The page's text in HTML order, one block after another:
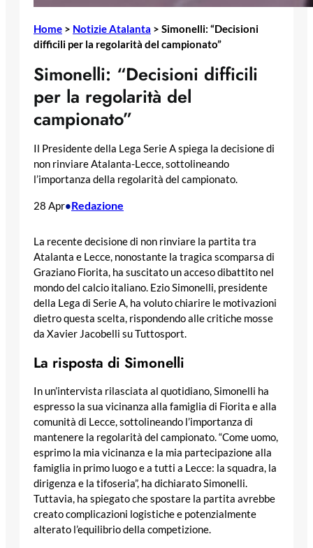
Home > Notizie Atalanta > Simonelli: “Decisioni
difficili per la regolarità del campionato”
Simonelli: “Decisioni difficili
per la regolarità del
campionato”
Il Presidente della Lega Serie A spiega la decisione di
non rinviare Atalanta-Lecce, sottolineando
l’importanza della regolarità del campionato.
28 Apr•Redazione
La recente decisione di non rinviare la partita tra
Atalanta e Lecce, nonostante la tragica scomparsa di
Graziano Fiorita, ha suscitato un acceso dibattito nel
mondo del calcio italiano. Ezio Simonelli, presidente
della Lega di Serie A, ha voluto chiarire le motivazioni
dietro questa scelta, rispondendo alle critiche mosse
da Xavier Jacobelli su Tuttosport.
La risposta di Simonelli
In un’intervista rilasciata al quotidiano, Simonelli ha
espresso la sua vicinanza alla famiglia di Fiorita e alla
comunità di Lecce, sottolineando l’importanza di
mantenere la regolarità del campionato. “Come uomo,
esprimo la mia vicinanza e la mia partecipazione alla
famiglia in primo luogo e a tutti a Lecce: la squadra, la
dirigenza e la tifoseria”, ha dichiarato Simonelli.
Tuttavia, ha spiegato che spostare la partita avrebbe
creato complicazioni logistiche e potenzialmente
alterato l’equilibrio della competizione.